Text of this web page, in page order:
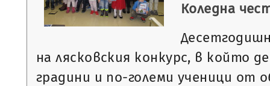
Коледна
на лясковския конкурс, в който
градини и по-големи ученици от